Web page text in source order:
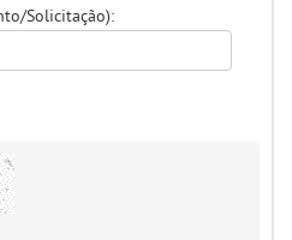
Solicitação):